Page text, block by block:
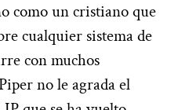
como un cristiano que
cualquier sistema de
con muchos
no le agrada el